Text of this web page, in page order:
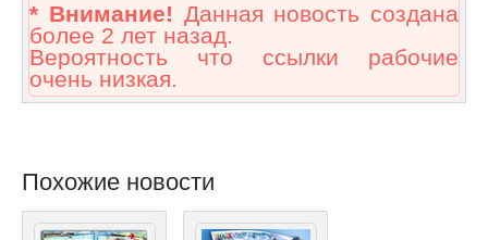
* Внимание! Данная новость создана
более 2 лет назад.
Вероятность что ссылки рабочие
очень низкая.
Похожие новости